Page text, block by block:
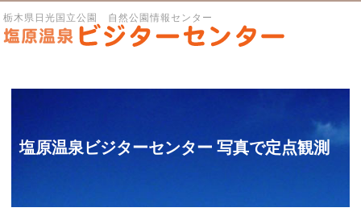
栃木県日光国立公園 自然公園情報センター
塩原温泉ビジターセンター 写真で定点観測